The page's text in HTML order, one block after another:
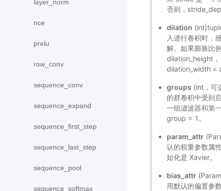
layer_norm
nce
prelu
row_conv
sequence_conv
sequence_expand
sequence_first_step
sequence_last_step
sequence_pool
sequence_softmax
否则，
dilation
入进行卷积时，
解。如果膨胀比
dilation_height
dilation_width =
groups (int，可
的群卷积中受到
一组滤波器和第
group = 1。
param_attr
认的权重参数属
始化是 Xavier。
bias_attr
用默认的偏置参